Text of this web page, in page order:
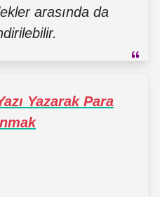
arasında da
Yazarak Para